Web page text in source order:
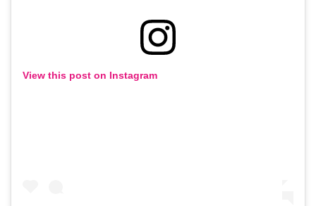
View this post on Instagram